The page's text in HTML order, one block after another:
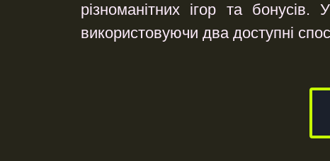
різноманітних ігор та
використовуючи два доступні